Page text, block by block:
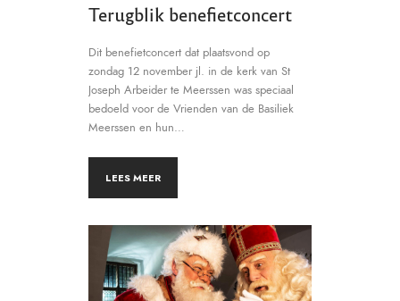
Terugblik benefietconcert
Dit benefietconcert dat plaatsvond op
zondag 12 november jl. in de kerk van St
Joseph Arbeider te Meerssen was speciaal
bedoeld voor de Vrienden van de Basiliek
Meerssen en hun…
LEES MEER